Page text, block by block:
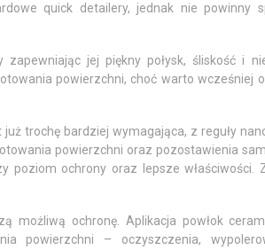
quick detailery, jednak nie powinny
jej piękny połysk, śliskość i
powierzchni, choć warto wcześniej
trochę bardziej wymagająca, z reguły
powierzchni oraz pozostawienia
poziom ochrony oraz lepsze właściwości.
możliwą ochronę. Aplikacja powłok
powierzchni – oczyszczenia,